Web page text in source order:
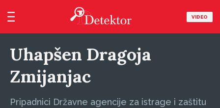
VIDEO
Uhapšen Dragoja
Zmijanjac
Pripadnici Državne agencije za istrage i zaštitu